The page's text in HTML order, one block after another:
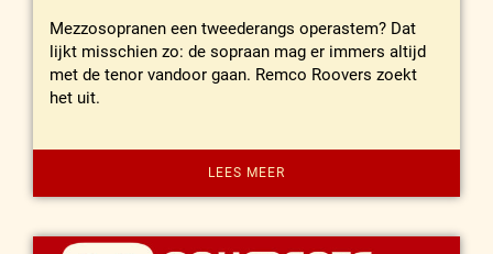
Mezzosopranen een tweederangs operastem? Dat
lijkt misschien zo: de sopraan mag er immers altijd
met de tenor vandoor gaan. Remco Roovers zoekt
het uit.
LEES MEER